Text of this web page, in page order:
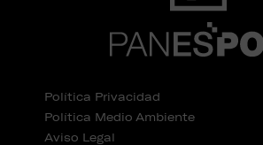
Política Privacidad
Política Medio Ambiente
Aviso Legal